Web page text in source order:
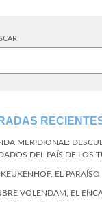
MERIDIONAL:
DEL PAÍS DE LOS
KEUKENHOF, EL
VOLENDAM, EL